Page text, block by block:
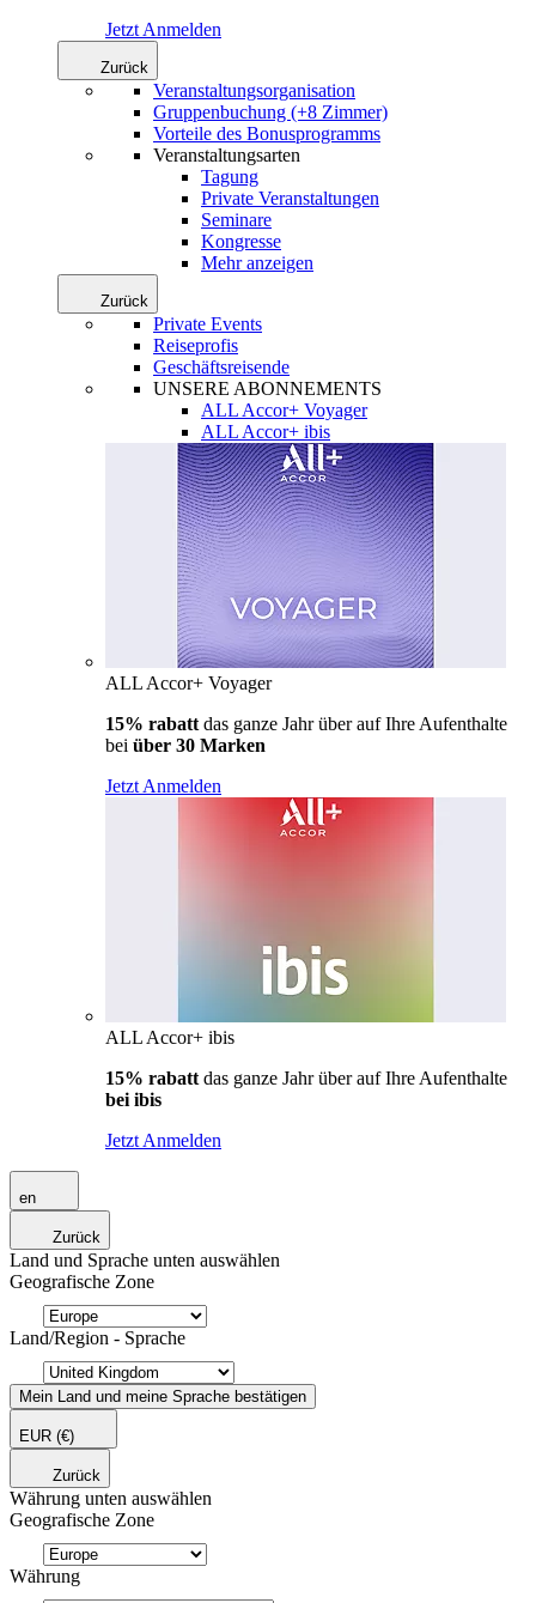
Jetzt Anmelden
Zurück
Veranstaltungsorganisation
Gruppenbuchung (+8 Zimmer)
Vorteile des Bonusprogramms
Veranstaltungsarten
Tagung
Private Veranstaltungen
Seminare
Kongresse
Mehr anzeigen
Zurück
Private Events
Reiseprofis
Geschäftsreisende
UNSERE ABONNEMENTS
ALL Accor+ Voyager
ALL Accor+ ibis
ALL Accor+ Voyager
15% rabatt das ganze Jahr über auf Ihre Aufenthalte
bei über 30 Marken
Jetzt Anmelden
ALL Accor+ ibis
15% rabatt das ganze Jahr über auf Ihre Aufenthalte
bei ibis
Jetzt Anmelden
en
Zurück
Land und Sprache unten auswählen
Geografische Zone
Land/Region - Sprache
Mein Land und meine Sprache bestätigen
EUR (€)
Zurück
Währung unten auswählen
Geografische Zone
Währung